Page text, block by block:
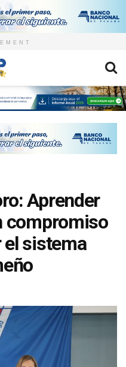
Aprender
compromiso
sistema